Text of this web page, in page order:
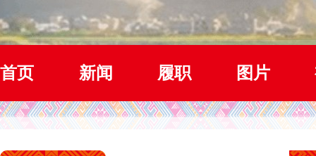
首页 新闻 履职 图片